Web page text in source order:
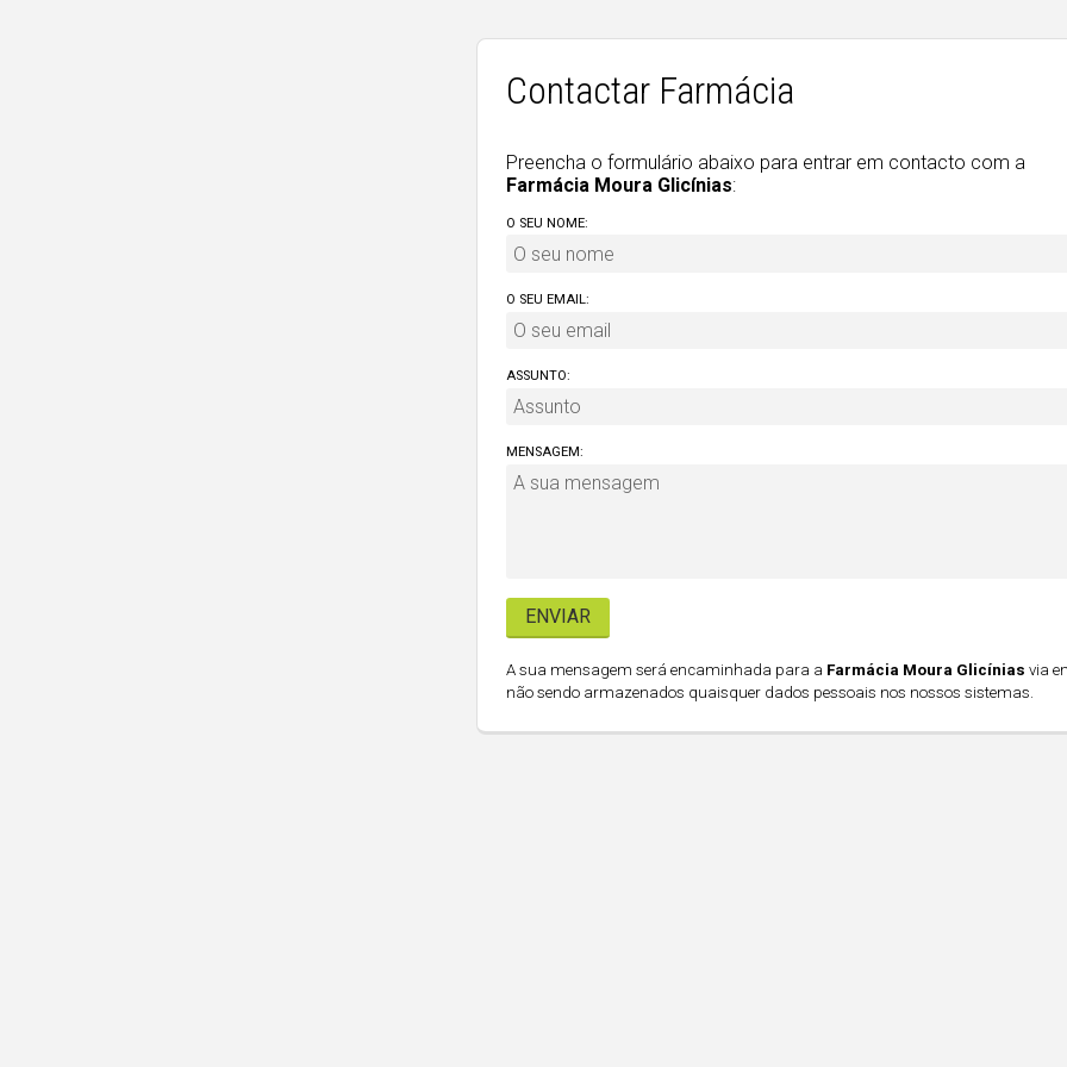
Contactar Farmácia
Preencha o formulário abaixo para entrar em contacto com a
Farmácia Moura Glicínias:
O SEU NOME:
O SEU EMAIL:
ASSUNTO:
MENSAGEM:
A sua mensagem será encaminhada para a Farmácia Moura Glicínias via
não sendo armazenados quaisquer dados pessoais nos nossos sistemas.